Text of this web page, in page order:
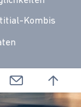
Kombis